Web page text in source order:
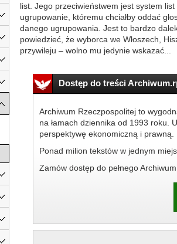
list. Jego przeciwieństwem jest system
ugrupowanie, któremu chciałby oddać
danego ugrupowania. Jest to bardzo
powiedzieć, że wyborca we Włoszech,
przywileju – wolno mu jedynie wskazać...
Dostęp do treści
Archiwum Rzeczpospolitej to
na łamach dziennika od 1993 roku.
perspektywę ekonomiczną i prawną.
Ponad milion tekstów w jednym
Zamów dostęp do pełnego